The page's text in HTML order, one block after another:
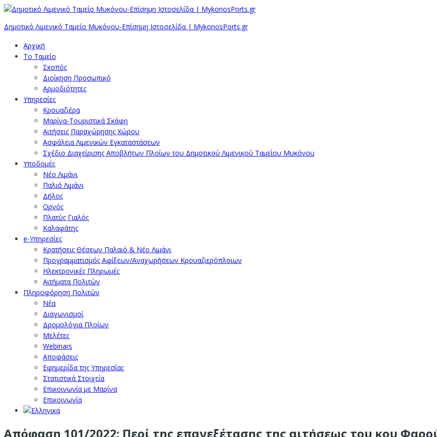
Δημοτικό Λιμενικό Ταμείο Μυκόνου-Επίσημη Ιστοσελίδα | MykonosPorts.gr
Αρχική
Το Ταμείο
Σκοπός
Διοίκηση Προσωπικό
Αρμοδιότητες
Υπηρεσίες
Κρουαζιέρα
Μαρίνα-Τουριστικά Σκάφη
Αιτήσεις Παραχώρησης Χώρου
Ασφάλεια Λιμενικών Εγκαταστάσεων
Σχέδιο Διαχείρισης Αποβλήτων Πλοίων του Δημοτικού Λιμενικού Ταμείου Μυκόνου
Υποδομές
Νέο Λιμάνι
Παλιό Λιμάνι
Δήλος
Ορνός
Πλατύς Γιαλός
Καλαφάτης
e-Υπηρεσίες
Κρατήσεις Θέσεων Παλαιό & Νέο Λιμάνι
Προγραμματισμός Αφίξεων/Αναχωρήσεων Κρουαζιερόπλοιων
Ηλεκτρονικές Πληρωμές
Αιτήματα Πολιτών
Πληροφόρηση Πολιτών
Νέα
Διαγωνισμοί
Δρομολόγια Πλοίων
Μελέτες
Webinars
Αποφάσεις
Εφημερίδα της Υπηρεσίας
Στατιστικά Στοιχεία
Επικοινωνία με Μαρίνα
Επικοινωνία
Απόφαση 101/2022: Περί της επανεξέτασης της αιτήσεως του κου